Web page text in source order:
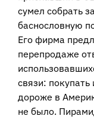
сумел собрать
баснословную
Его фирма
перепродаже
связи:
дороже в
не было.